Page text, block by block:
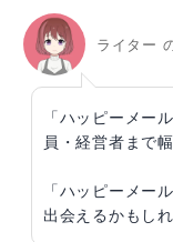
ライター
「ハッピーメー
員・経営者まで
「ハッピーメー
出会えるかもし